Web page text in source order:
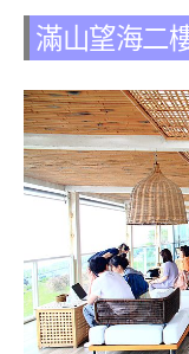
滿山望海二